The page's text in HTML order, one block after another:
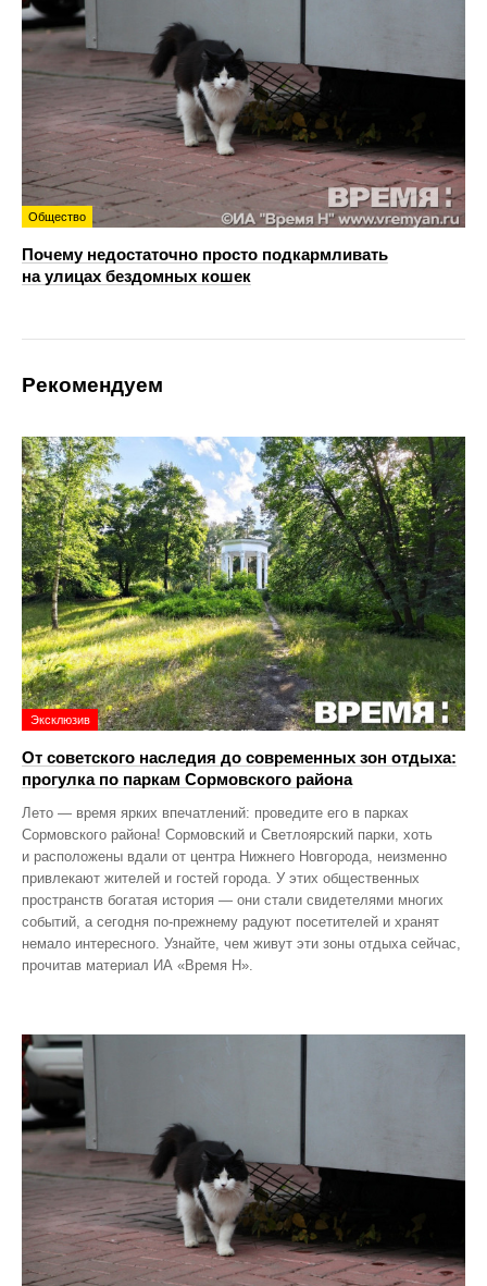
Общество
Почему недостаточно просто подкармливать
на улицах бездомных кошек
Рекомендуем
Эксклюзив
От советского наследия до современных зон отдыха:
прогулка по паркам Сормовского района
Лето — время ярких впечатлений: проведите его в парках
Сормовского района! Сормовский и Светлоярский парки, хоть
и расположены вдали от центра Нижнего Новгорода, неизменно
привлекают жителей и гостей города. У этих общественных
пространств богатая история — они стали свидетелями многих
событий, а сегодня по‑прежнему радуют посетителей и хранят
немало интересного. Узнайте, чем живут эти зоны отдыха сейчас,
прочитав материал ИА «Время Н».